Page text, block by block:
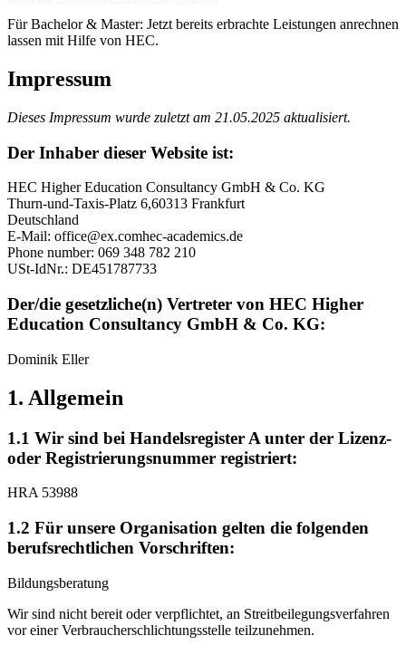
Für Bachelor & Master: Jetzt bereits erbrachte Leistungen anrechnen
lassen mit Hilfe von HEC.
Impressum
Dieses Impressum wurde zuletzt am 21.05.2025 aktualisiert.
Der Inhaber dieser Website ist:
HEC Higher Education Consultancy GmbH & Co. KG
Thurn-und-Taxis-Platz 6,60313 Frankfurt
Deutschland
E-Mail: office@ex.comhec-academics.de
Phone number: 069 348 782 210
USt-IdNr.: DE451787733
Der/die gesetzliche(n) Vertreter von HEC Higher
Education Consultancy GmbH & Co. KG:
Dominik Eller
1. Allgemein
1.1 Wir sind bei Handelsregister A unter der Lizenz-
oder Registrierungsnummer registriert:
HRA 53988
1.2 Für unsere Organisation gelten die folgenden
berufsrechtlichen Vorschriften:
Bildungsberatung
Wir sind nicht bereit oder verpflichtet, an Streitbeilegungsverfahren
vor einer Verbraucherschlichtungsstelle teilzunehmen.